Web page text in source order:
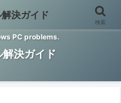
るサイトです。 This site helps
PC problems.
決ガイド
決ガイド
検索